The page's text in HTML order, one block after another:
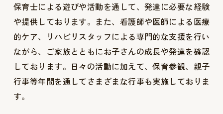
保育士による遊びや活動を通して、発達に必要な経験
や提供しております。また、看護師や医師による医療
的ケア、リハビリスタッフによる専門的な支援を行い
ながら、ご家族とともにお子さんの成長や発達を確認
しております。日々の活動に加えて、保育参観、親子
行事等年間を通してさまざまな行事も実施しておりま
す。